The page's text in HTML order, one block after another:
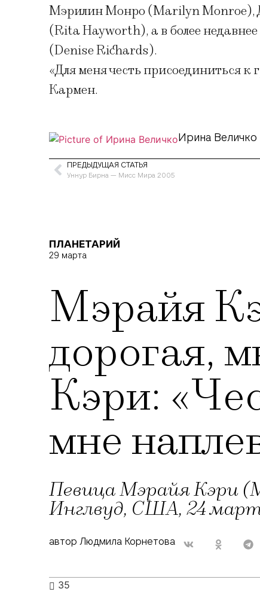
Мэрилин Монро (Marilyn Monroe),
(Rita Hayworth), а в более
(Denise Richards).
«Для меня честь присоединиться к
Кармен.
Ирина Величко
ПРЕДЫДУЩАЯ СТАТЬЯ
Уннур Бирна — Мисс Мира 2005
ПЛАНЕТАРИЙ
29 марта
Мэрайя
дорогая,
Кэри:
мне
Певица Мэрайя Кэри
Инглвуд, США, 24
автор Людмила Корнетова
35